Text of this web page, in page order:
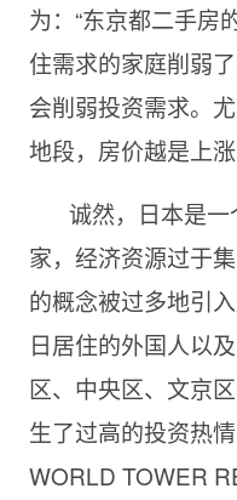
为：“东京都二手房
住需求的家庭削弱
会削弱投资需求。
地段，房价越是上
诚然，日本是
家，经济资源过于
的概念被过多地引
日居住的外国人以
区、中央区、文京
生了过高的投资热
WORLD TOWER